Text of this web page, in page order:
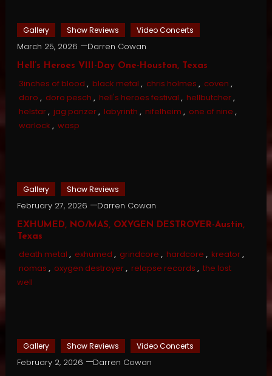
Gallery Show Reviews Video Concerts
March 25, 2026 Darren Cowan
Hell’s Heroes VIII-Day One-Houston, Texas
3inches of blood , black metal , chris holmes , coven ,
doro , doro pesch , hell's heroes festival , hellbutcher,
helstar, jag panzer, labyrinth , nifelheim , one of nine ,
warlock , wasp
Gallery Show Reviews
February 27, 2026 Darren Cowan
EXHUMED, NO/MAS, OXYGEN DESTROYER-Austin,
Texas
death metal , exhumed , grindcore , hardcore , kreator,
nomas , oxygen destroyer, relapse records , the lost
well
Gallery Show Reviews Video Concerts
February 2, 2026 Darren Cowan